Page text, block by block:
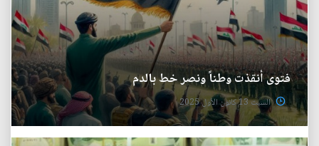
فتوى أنقذت وطناً ونصر خط بالدم
السبت 13 كانون الأول 2025